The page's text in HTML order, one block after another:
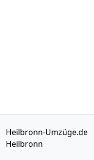
Heilbronn-Umzüge.de
Heilbronn